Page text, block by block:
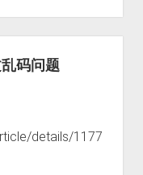
码问题
details/1177